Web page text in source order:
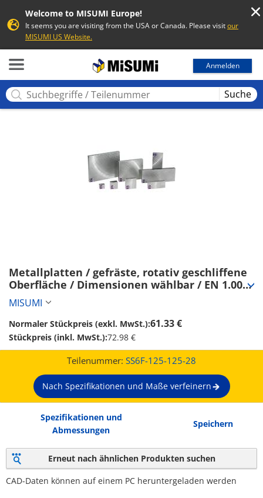
Welcome to MISUMI Europe!
It seems you are visiting from the USA or Canada. Please visitour
MISUMI US Website.
Anmelden
Suche
Metallplatten / gefräste, rotativ geschliffene
Oberfläche / Dimensionen wählbar / EN 1.0038
Equiv. (SS6F-125-125-28)
MISUMI
Normaler Stückpreis (exkl. MwSt.):61.33 €
Stückpreis (inkl. MwSt.):72.98 €
Teilenummer: SS6F-125-125-28
Nach Spezifikationen und Maße verfeinern
Spezifikationen und
Abmessungen
Speichern
Erneut nach ähnlichen Produkten suchen
CAD-Daten können auf einem PC heruntergeladen werden